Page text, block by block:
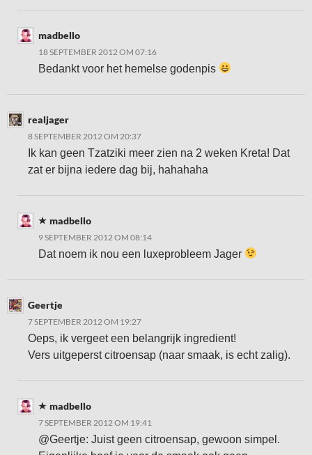
madbello
18 SEPTEMBER 2012 OM 07:16
Bedankt voor het hemelse godenpis
realjager
8 SEPTEMBER 2012 OM 20:37
Ik kan geen Tzatziki meer zien na 2 weken Kreta! Dat
zat er bijna iedere dag bij, hahahaha
madbello
9 SEPTEMBER 2012 OM 08:14
Dat noem ik nou een luxeprobleem Jager
Geertje
7 SEPTEMBER 2012 OM 19:27
Oeps, ik vergeet een belangrijk ingredient!
Vers uitgeperst citroensap (naar smaak, is echt zalig).
madbello
7 SEPTEMBER 2012 OM 19:41
@Geertje: Juist geen citroensap, gewoon simpel.